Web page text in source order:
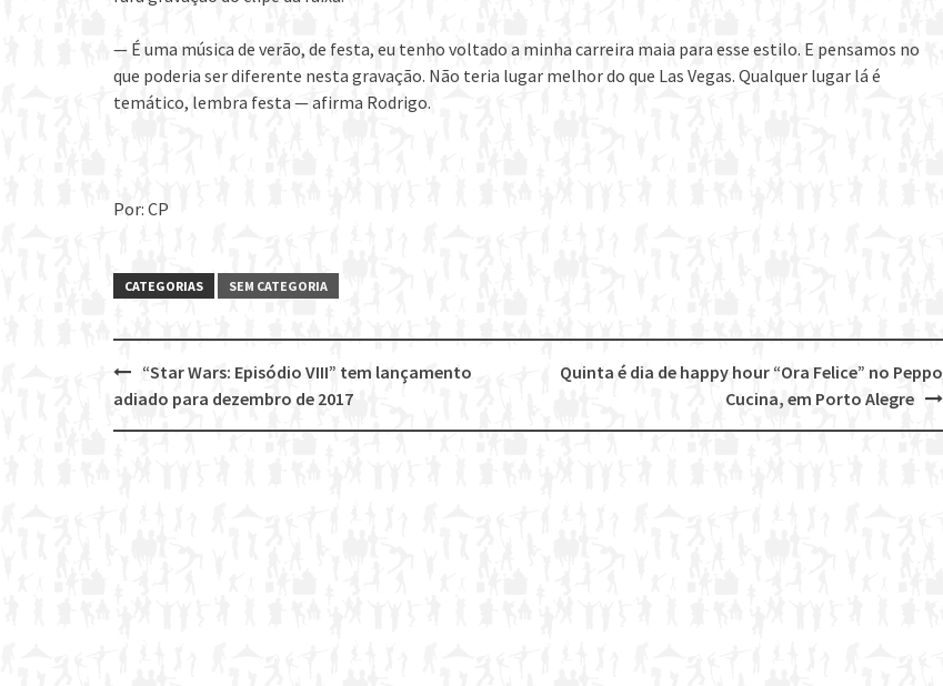
— É uma música de verão, de festa, eu tenho voltado a minha carreira maia para esse estilo. E pensamos no
que poderia ser diferente nesta gravação. Não teria lugar melhor do que Las Vegas. Qualquer lugar lá é
temático, lembra festa — afirma Rodrigo.
Por: CP
CATEGORIAS SEM CATEGORIA
Post
navigation
Quinta é dia de happy hour “Ora Felice” no Peppo
Cucina, em Porto Alegre
“Star Wars: Episódio VIII” tem lançamento
adiado para dezembro de 2017